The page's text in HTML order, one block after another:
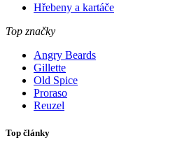
Hřebeny a kartáče
Top značky
Angry Beards
Gillette
Old Spice
Proraso
Reuzel
Top články